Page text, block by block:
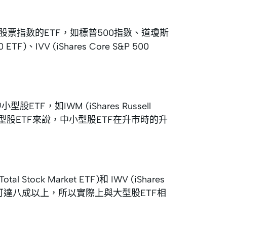
票指數的ETF，如標普500指數、道瓊斯
ETF)、IVV (iShares Core S&P 500
型股ETF，如IWM (iShares Russell
ETF來說，中小型股ETF在升市時的升
Stock Market ETF)和 IWV (iShares
八成以上，所以實際上與大型股ETF相